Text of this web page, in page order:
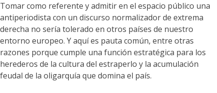
Tomar como referente y admitir en el espacio público una
antiperiodista con un discurso normalizador de extrema
derecha no sería tolerado en otros países de nuestro
entorno europeo. Y aquí es pauta común, entre otras
razones porque cumple una función estratégica para los
herederos de la cultura del estraperlo y la acumulación
feudal de la oligarquía que domina el país.